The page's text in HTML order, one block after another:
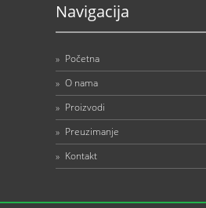
Navigacija
» Početna
» O nama
» Proizvodi
» Preuzimanje
» Kontakt